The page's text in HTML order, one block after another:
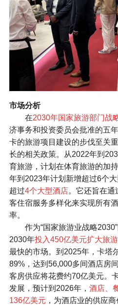
市场分析
在2030年国家旅游部门战
济事务和投资委员会批准的五
卡的旅游项目建设的步伐至关
长的相关政策。从2022年到
育旅游，计划在体育旅游的加
年到2023年计划新增超过6个
超过4个大型酒店。它还旨在通
客住宿服务多样化来实现所有
率。
作为“国家旅游业战略2030”
2030年投入450亿美元扩大旅
最快的市场。到2025年，卡塔
89%，达到56,000多间酒店房
客房供应将花费约70亿美元。
发展，预计到2026年， 酒店、
136亿美元 ，为酒店业的供应商